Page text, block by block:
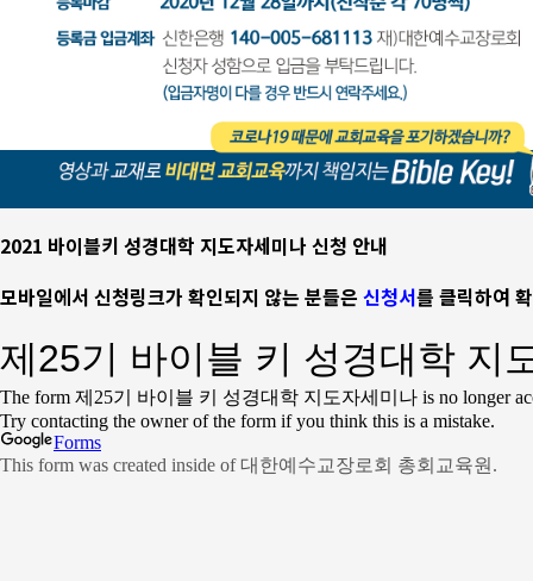
2021 바이블키 성경대학 지도자세미나 신청 안내
모바일에서 신청링크가 확인되지 않는 분들은 신청서를 클릭하여